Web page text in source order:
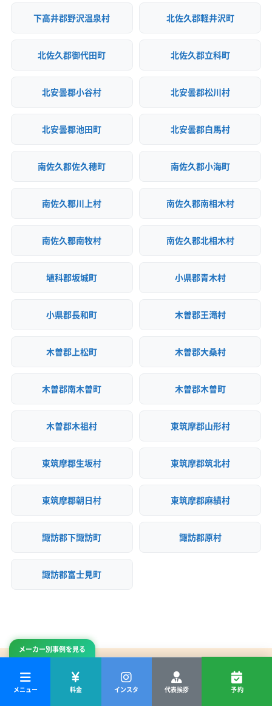
下高井郡野沢温泉村 北佐久郡軽井沢町
北佐久郡御代田町 北佐久郡立科町
北安曇郡小谷村 北安曇郡松川村
北安曇郡池田町 北安曇郡白馬村
南佐久郡佐久穂町 南佐久郡小海町
南佐久郡川上村 南佐久郡南相木村
南佐久郡南牧村 南佐久郡北相木村
埴科郡坂城町 小県郡青木村
小県郡長和町 木曽郡王滝村
木曽郡上松町 木曽郡大桑村
木曽郡南木曽町 木曽郡木曽町
木曽郡木祖村 東筑摩郡山形村
東筑摩郡生坂村 東筑摩郡筑北村
東筑摩郡朝日村 東筑摩郡麻績村
諏訪郡下諏訪町 諏訪郡原村
諏訪郡富士見町
メーカー別事例を見る
メニュー 料金 インスタ 代表挨拶 予約
ご予約